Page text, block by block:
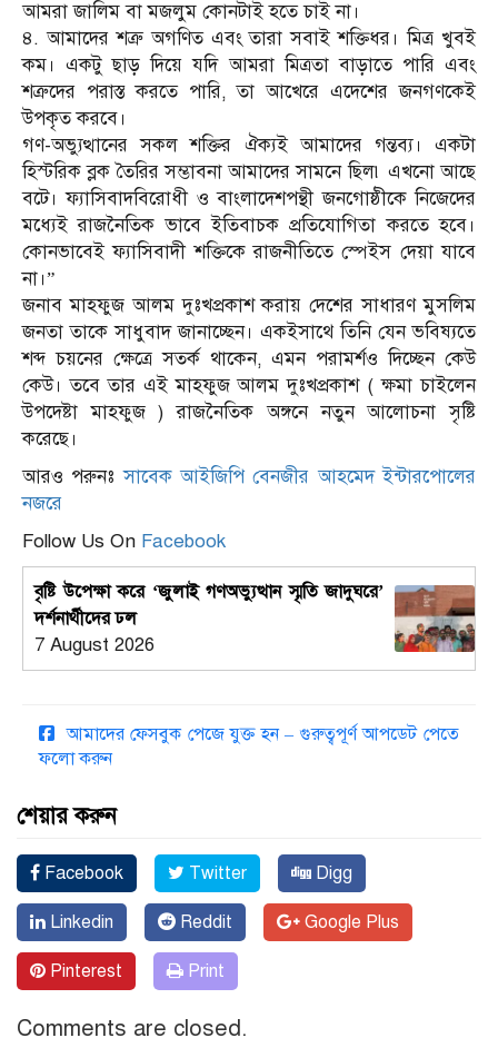
আমরা জালিম বা মজলুম কোনটাই হতে চাই না।
৪. আমাদের শত্রু অগণিত এবং তারা সবাই শক্তিধর। মিত্র খুবই
কম। একটু ছাড় দিয়ে যদি আমরা মিত্রতা বাড়াতে পারি এবং
শত্রুদের পরাস্ত করতে পারি, তা আখেরে এদেশের জনগণকেই
উপকৃত করবে।
গণ-অভ্যুত্থানের সকল শক্তির ঐক্যই আমাদের গন্তব্য। একটা
হিস্টরিক ব্লক তৈরির সম্ভাবনা আমাদের সামনে ছিল৷ এখনো আছে
বটে। ফ্যাসিবাদবিরোধী ও বাংলাদেশপন্থী জনগোষ্ঠীকে নিজেদের
মধ্যেই রাজনৈতিক ভাবে ইতিবাচক প্রতিযোগিতা করতে হবে।
কোনভাবেই ফ্যাসিবাদী শক্তিকে রাজনীতিতে স্পেইস দেয়া যাবে
না।”
জনাব মাহফুজ আলম দুঃখপ্রকাশ করায় দেশের সাধারণ মুসলিম
জনতা তাকে সাধুবাদ জানাচ্ছেন। একইসাথে তিনি যেন ভবিষ্যতে
শব্দ চয়নের ক্ষেত্রে সতর্ক থাকেন, এমন পরামর্শও দিচ্ছেন কেউ
কেউ। তবে তার এই মাহফুজ আলম দুঃখপ্রকাশ ( ক্ষমা চাইলেন
উপদেষ্টা মাহফুজ ) রাজনৈতিক অঙ্গনে নতুন আলোচনা সৃষ্টি
করেছে।
আরও পরুনঃসাবেক আইজিপি বেনজীর আহমেদ ইন্টারপোলের
নজরে
Follow Us On Facebook
বৃষ্টি উপেক্ষা করে ‘জুলাই গণঅভ্যুত্থান স্মৃতি জাদুঘরে’
দর্শনার্থীদের ঢল
7 August 2026
আমাদের ফেসবুক পেজে যুক্ত হন – গুরুত্বপূর্ণ আপডেট পেতে
ফলো করুন
শেয়ার করুন
Facebook Twitter Digg
Linkedin Reddit Google Plus
Pinterest Print
Comments are closed.